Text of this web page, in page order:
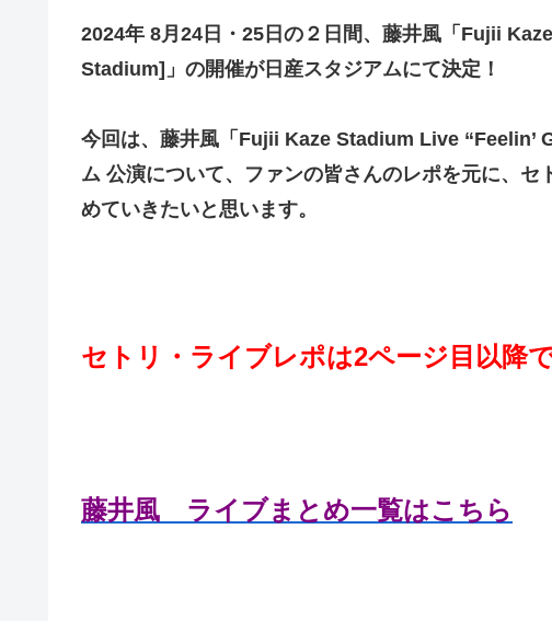
2024年 8月24日・25日の２日間、藤井風「Fujii
Stadium]」の開催が日産スタジアムにて決定！
今回は、藤井風「Fujii Kaze Stadium Live “Feelin’
ム 公演について、ファンの皆さんのレポを元に、
めていきたいと思います。
セトリ・ライブレポは2ページ目以降
藤井風 ライブまとめ一覧はこちら